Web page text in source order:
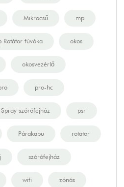
Mikrocső mp
Rotátor fúvóka okos
okosvezérlő
pro-hc
szórófejház psr
Párakapu rotator
szórófejház
wifi zónás